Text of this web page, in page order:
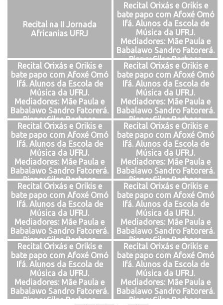
Recital na II Jornada
Africanias UFRJ
Recital Orixás e Orikis e
bate papo com Afoxé Omó
Ifá. Alunos da Escola de
Música da UFRJ.
Mediadores: Mãe Paula e
Babalawo Sandro Fatorerá.
Piano: Silas Barbosa
Recital Orixás e Orikis e
bate papo com Afoxé Omó
Ifá. Alunos da Escola de
Música da UFRJ.
Mediadores: Mãe Paula e
Babalawo Sandro Fatorerá.
Piano: Silas Barbosa
Recital Orixás e Orikis e
bate papo com Afoxé Omó
Ifá. Alunos da Escola de
Música da UFRJ.
Mediadores: Mãe Paula e
Babalawo Sandro Fatorerá.
Piano: Silas Barbosa
Recital Orixás e Orikis e
bate papo com Afoxé Omó
Ifá. Alunos da Escola de
Música da UFRJ.
Mediadores: Mãe Paula e
Babalawo Sandro Fatorerá.
Piano: Silas Barbosa
Recital Orixás e Orikis e
bate papo com Afoxé Omó
Ifá. Alunos da Escola de
Música da UFRJ.
Mediadores: Mãe Paula e
Babalawo Sandro Fatorerá.
Piano: Silas Barbosa
Recital Orixás e Orikis e
bate papo com Afoxé Omó
Ifá. Alunos da Escola de
Música da UFRJ.
Mediadores: Mãe Paula e
Babalawo Sandro Fatorerá.
Piano: Silas Barbosa
Recital Orixás e Orikis e
bate papo com Afoxé Omó
Ifá. Alunos da Escola de
Música da UFRJ.
Mediadores: Mãe Paula e
Babalawo Sandro Fatorerá.
Piano: Silas Barbosa
Recital Orixás e Orikis e
bate papo com Afoxé Omó
Ifá. Alunos da Escola de
Música da UFRJ.
Mediadores: Mãe Paula e
Babalawo Sandro Fatorerá.
Piano: Silas Barbosa
Recital Orixás e Orikis e
bate papo com Afoxé Omó
Ifá. Alunos da Escola de
Música da UFRJ.
Mediadores: Mãe Paula e
Babalawo Sandro Fatorerá.
Piano: Silas Barbosa